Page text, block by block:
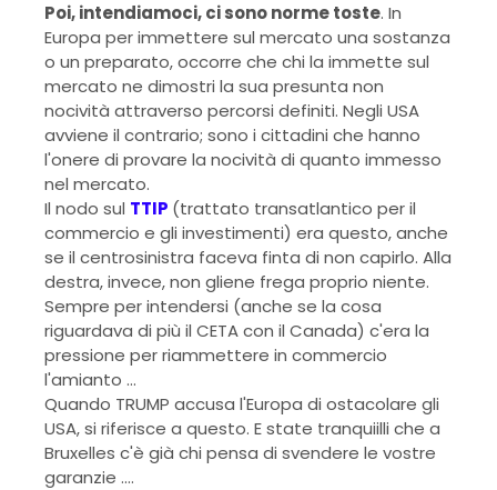
Poi, intendiamoci, ci sono norme toste. In
Europa per immettere sul mercato una sostanza
o un preparato, occorre che chi la immette sul
mercato ne dimostri la sua presunta non
nocività attraverso percorsi definiti. Negli USA
avviene il contrario; sono i cittadini che hanno
l'onere di provare la nocività di quanto immesso
nel mercato.
Il nodo sul TTIP (trattato transatlantico per il
commercio e gli investimenti) era questo, anche
se il centrosinistra faceva finta di non capirlo. Alla
destra, invece, non gliene frega proprio niente.
Sempre per intendersi (anche se la cosa
riguardava di più il CETA con il Canada) c'era la
pressione per riammettere in commercio
l'amianto ...
Quando TRUMP accusa l'Europa di ostacolare gli
USA, si riferisce a questo. E state tranquiilli che a
Bruxelles c'è già chi pensa di svendere le vostre
garanzie ....